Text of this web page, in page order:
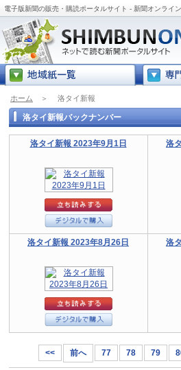
電子版新聞の販売・購読ポータルサイト - 新聞オンライ
ホーム ＞ 洛タイ新報
洛タイ新報バックナンバー
洛タイ新報 2023年9月1日 洛
洛タイ新報 2023年8月26日 洛
<< 前へ 77 78 79